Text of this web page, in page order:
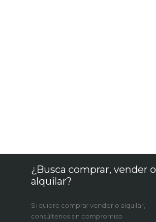
¿Busca comprar, vender o
alquilar?
Si quiere comprar vender o alquilar,
consúltenos sin compromiso